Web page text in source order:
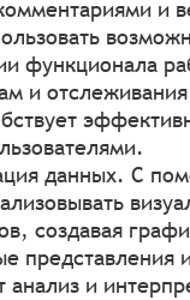
и
функционала
и
данных. С
создавая
анализ и